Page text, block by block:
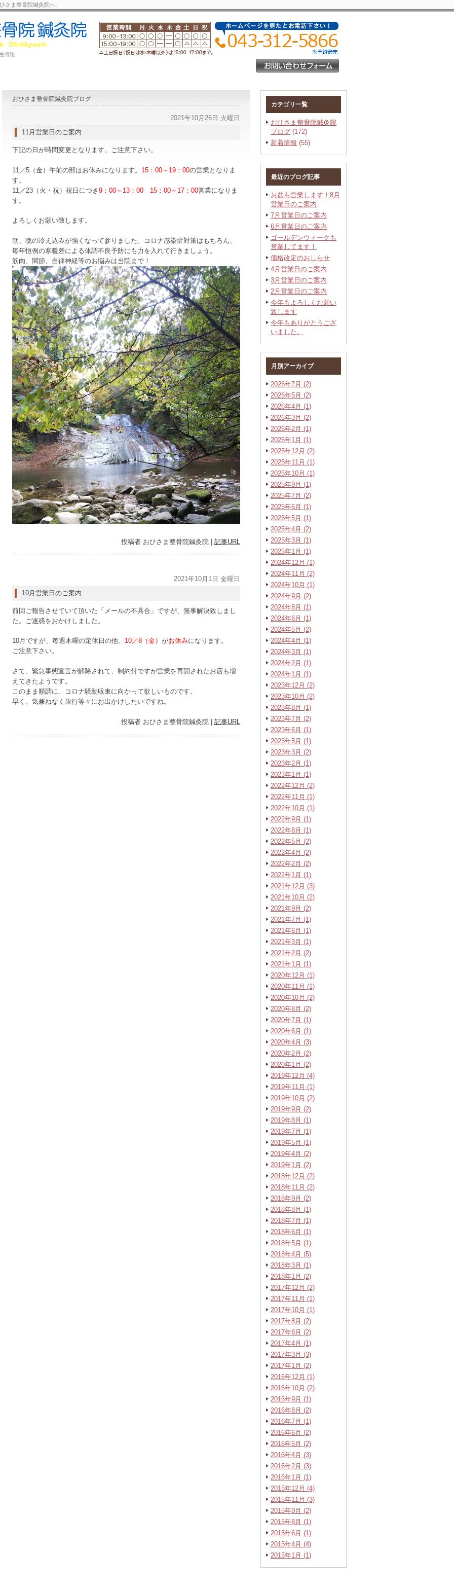
さま整骨院鍼灸院へ
骨院
おひさま整骨院鍼灸院ブログ
2021年10月26日 火曜日
11月営業日のご案内
下記の日が時間変更となります。ご注意下さい。
11／5（金）午前の部はお休みになります。 15：00～19：00の営業となりま
す。
11／23（火・祝）祝日につき 9：00～13：00 15：00～17：00営業になりま
す。
よろしくお願い致します。
朝、晩の冷え込みが強くなって参りました。コロナ感染症対策はもちろん、
毎年恒例の寒暖差による体調不良予防にも力を入れて行きましょう。
筋肉、関節、自律神経等のお悩みは当院まで！
投稿者 おひさま整骨院鍼灸院 | 記事URL
2021年10月1日 金曜日
10月営業日のご案内
前回ご報告させていて頂いた「メールの不具合」ですが、無事解決致しまし
た。ご迷惑をおかけしました。
10月ですが、毎週木曜の定休日の他、 10／8（金） がお休みになります。
ご注意下さい。
さて、緊急事態宣言が解除されて、制約付ですが営業を再開されたお店も増
えてきたようです。
このまま順調に、コロナ騒動収束に向かって欲しいものです。
早く、気兼ねなく旅行等々にお出かけしたいですね。
投稿者 おひさま整骨院鍼灸院 | 記事URL
カテゴリ一覧
おひさま整骨院鍼灸院
ブログ (172)
新着情報 (55)
最近のブログ記事
お盆も営業します！8月
営業日のご案内
7月営業日のご案内
6月営業日のご案内
ゴールデンウィークも
営業してます！
価格改定のおしらせ
4月営業日のご案内
3月営業日のご案内
2月営業日のご案内
今年もよろしくお願い
致します
今年もありがとうござ
いました。
月別アーカイブ
2026年7月 (2)
2026年5月 (2)
2026年4月 (1)
2026年3月 (2)
2026年2月 (1)
2026年1月 (1)
2025年12月 (2)
2025年11月 (1)
2025年10月 (1)
2025年9月 (1)
2025年7月 (2)
2025年6月 (1)
2025年5月 (1)
2025年4月 (2)
2025年3月 (1)
2025年1月 (1)
2024年12月 (1)
2024年11月 (2)
2024年10月 (1)
2024年9月 (2)
2024年8月 (1)
2024年6月 (1)
2024年5月 (2)
2024年4月 (1)
2024年3月 (1)
2024年2月 (1)
2024年1月 (1)
2023年12月 (2)
2023年10月 (2)
2023年8月 (1)
2023年7月 (2)
2023年6月 (1)
2023年5月 (1)
2023年3月 (2)
2023年2月 (1)
2023年1月 (1)
2022年12月 (2)
2022年11月 (1)
2022年10月 (1)
2022年9月 (1)
2022年8月 (1)
2022年5月 (2)
2022年4月 (2)
2022年2月 (2)
2022年1月 (1)
2021年12月 (3)
2021年10月 (2)
2021年9月 (2)
2021年7月 (1)
2021年6月 (1)
2021年3月 (1)
2021年2月 (2)
2021年1月 (1)
2020年12月 (1)
2020年11月 (1)
2020年10月 (2)
2020年8月 (2)
2020年7月 (1)
2020年6月 (1)
2020年4月 (3)
2020年2月 (2)
2020年1月 (2)
2019年12月 (4)
2019年11月 (1)
2019年10月 (2)
2019年9月 (2)
2019年8月 (1)
2019年7月 (1)
2019年5月 (1)
2019年4月 (2)
2019年1月 (2)
2018年12月 (2)
2018年11月 (2)
2018年9月 (2)
2018年8月 (1)
2018年7月 (1)
2018年6月 (1)
2018年5月 (1)
2018年4月 (5)
2018年3月 (1)
2018年1月 (2)
2017年12月 (2)
2017年11月 (1)
2017年10月 (1)
2017年8月 (2)
2017年6月 (2)
2017年4月 (1)
2017年3月 (3)
2017年1月 (2)
2016年12月 (1)
2016年10月 (2)
2016年9月 (1)
2016年8月 (2)
2016年7月 (1)
2016年6月 (2)
2016年5月 (2)
2016年4月 (3)
2016年2月 (3)
2016年1月 (1)
2015年12月 (4)
2015年11月 (3)
2015年9月 (2)
2015年8月 (1)
2015年6月 (1)
2015年4月 (4)
2015年1月 (1)